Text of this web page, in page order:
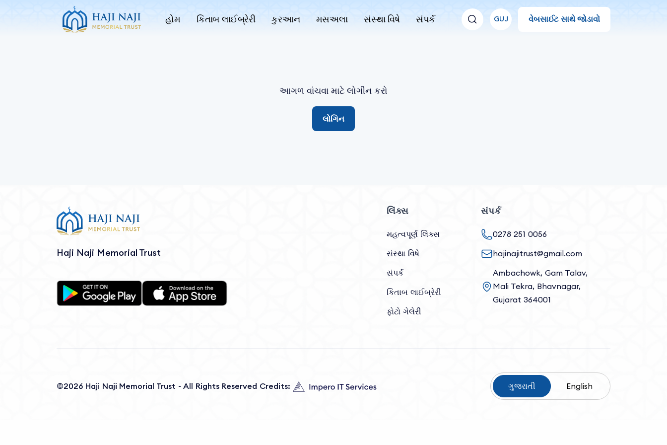
હોમ કિતાબ લાઈબ્રેરી કુરઆન મસઅલા સંસ્થા વિષે સંપર્ક GUJ વેબસાઈટ સાથે જોડાવો
આગળ વાંચવા માટે લોગીન કરો
લોગિન
Haji Naji Memorial Trust
લિંક્સ
મહત્વપૂર્ણ લિંક્સ
સંસ્થા વિષે
સંપર્ક
કિતાબ લાઈબ્રેરી
ફોટો ગેલેરી
સંપર્ક
0278 251 0056
hajinajitrust@gmail.com
Ambachowk, Gam Talav,
Mali Tekra, Bhavnagar,
Gujarat 364001
©2026 Haji Naji Memorial Trust - All Rights Reserved Credits: ગુજરાતી English